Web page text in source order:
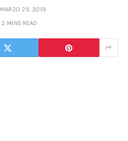
MARZO 25, 2019
2 MINS READ